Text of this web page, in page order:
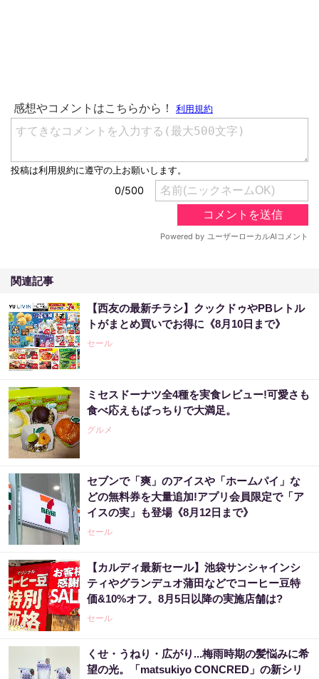
関連記事
【西友の最新チラシ】クックドゥやPBレトル
トがまとめ買いでお得に《8月10日まで》
セール
ミセスドーナツ全4種を実食レビュー!可愛さも
食べ応えもばっちりで大満足。
グルメ
セブンで「爽」のアイスや「ホームパイ」な
どの無料券を大量追加!アプリ会員限定で「ア
イスの実」も登場《8月12日まで》
セール
【カルディ最新セール】池袋サンシャインシ
ティやグランデュオ蒲田などでコーヒー豆特
価&10%オフ。8月5日以降の実施店舗は?
セール
くせ・うねり・広がり...梅雨時期の髪悩みに希
望の光。「matsukiyo CONCRED」の新シリ